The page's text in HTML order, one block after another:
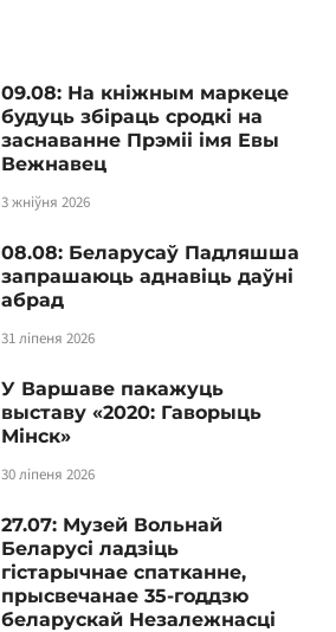
09.08: На кніжным маркеце
будуць збіраць сродкі на
заснаванне Прэміі імя Евы
Вежнавец
3 жніўня 2026
08.08: Беларусаў Падляшша
запрашаюць аднавіць даўні
абрад
31 ліпеня 2026
У Варшаве пакажуць
выставу «2020: Гаворыць
Мінск»
30 ліпеня 2026
27.07: Музей Вольнай
Беларусі ладзіць
гістарычнае спатканне,
прысвечанае 35-годдзю
беларускай Незалежнасці